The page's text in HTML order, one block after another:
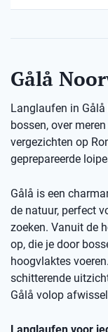
Gålå
Langlaufen in
bossen, over
vergezichten op
geprepareerde
Gålå is een
de natuur, perfect
zoeken. Vanuit de
op, die je door
hoogvlaktes
schitterende
Gålå volop